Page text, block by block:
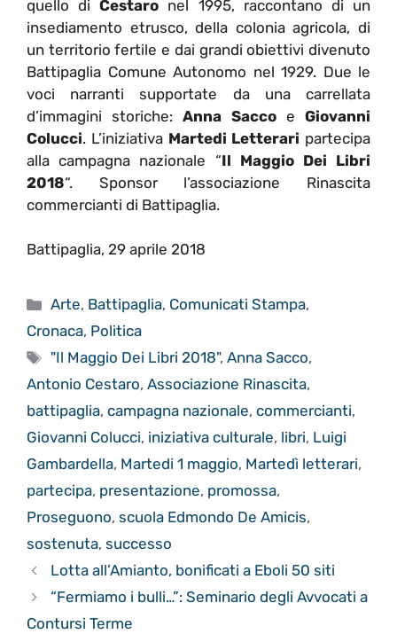
quello diCestaro nel 1995, raccontano di un
insediamento etrusco, della colonia agricola, di
un territorio fertile e dai grandi obiettivi divenuto
Battipaglia Comune Autonomo nel 1929. Due le
voci narranti supportate da una carrellata
d’immagini storiche: Anna Sacco e Giovanni
Colucci. L’iniziativa Martedi Letterari partecipa
alla campagna nazionale “Il Maggio Dei Libri
2018“. Sponsor l’associazione Rinascita
commercianti di Battipaglia.
Battipaglia, 29 aprile 2018
Categorie
Arte, Battipaglia, Comunicati Stampa,
Cronaca, Politica
Tag
"Il Maggio Dei Libri 2018",Anna Sacco,
Antonio Cestaro, Associazione Rinascita,
battipaglia, campagna nazionale, commercianti,
Giovanni Colucci, iniziativa culturale, libri, Luigi
Gambardella, Martedi 1 maggio, Martedì letterari,
partecipa, presentazione, promossa,
Proseguono, scuola Edmondo De Amicis,
sostenuta, successo
Lotta all’Amianto, bonificati a Eboli 50 siti
“Fermiamo i bulli…”: Seminario degli Avvocati a
Contursi Terme